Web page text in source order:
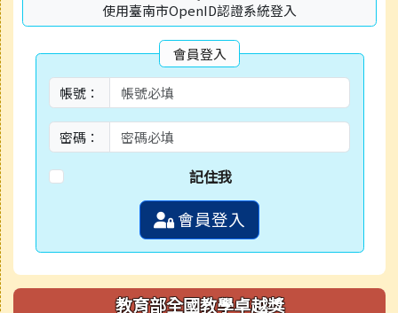
使用臺南市OpenID認證系統登入
會員登入
帳號：
密碼：
記住我
會員登入
教育部全國教學卓越獎